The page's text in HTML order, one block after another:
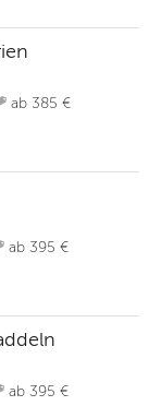
ab 385 €
ab 395 €
ab 395 €